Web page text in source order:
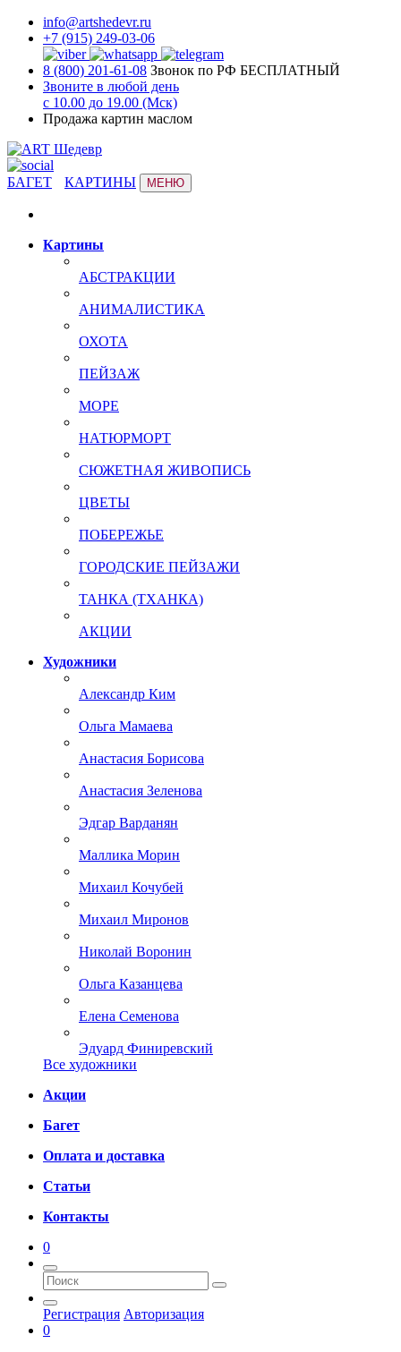
info@artshedevr.ru
+7 (915) 249-03-06
8 (800) 201-61-08 Звонок по РФ БЕСПЛАТНЫЙ
Звоните в любой день
с 10.00 до 19.00 (Мск)
Продажа картин маслом
БАГЕТ КАРТИНЫ МЕНЮ
Картины
АБСТРАКЦИИ
АНИМАЛИСТИКА
ОХОТА
ПЕЙЗАЖ
МОРЕ
НАТЮРМОРТ
СЮЖЕТНАЯ ЖИВОПИСЬ
ЦВЕТЫ
ПОБЕРЕЖЬЕ
ГОРОДСКИЕ ПЕЙЗАЖИ
ТАНКА (ТХАНКА)
АКЦИИ
Художники
Александр Ким
Ольга Мамаева
Анастасия Борисова
Анастасия Зеленова
Эдгар Варданян
Маллика Морин
Михаил Кочубей
Михаил Миронов
Николай Воронин
Ольга Казанцева
Елена Семенова
Эдуард Финиревский
Все художники
Акции
Багет
Оплата и доставка
Статьи
Контакты
0
Регистрация Авторизация
0